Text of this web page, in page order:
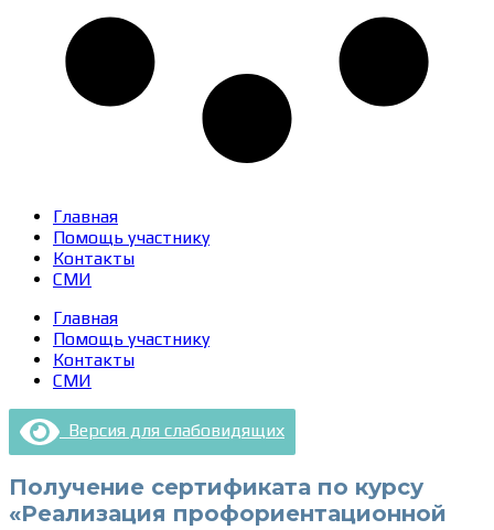
Главная
Помощь участнику
Контакты
СМИ
Главная
Помощь участнику
Контакты
СМИ
Версия для слабовидящих
Получение сертификата по курсу
«Реализация профориентационной